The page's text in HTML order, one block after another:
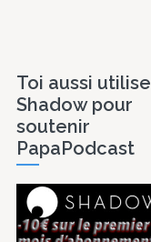
Toi aussi utilise
Shadow pour
soutenir
PapaPodcast